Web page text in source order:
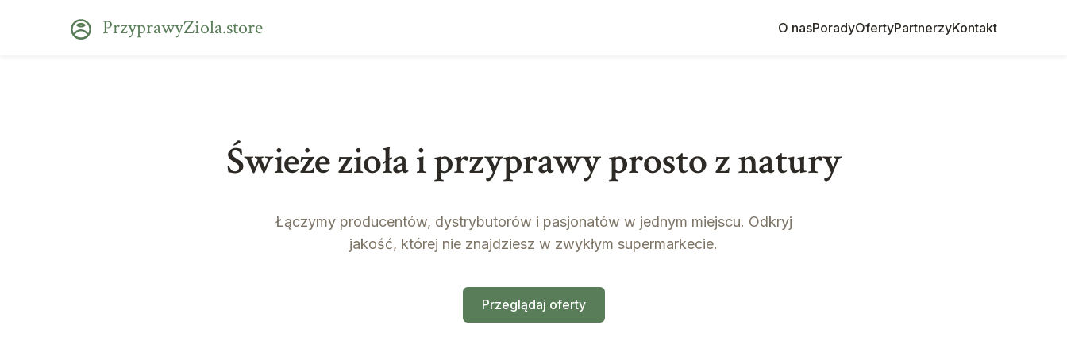
PrzyprawyZiola.store O nasPoradyOfertyPartnerzyKontakt
Świeże zioła i przyprawy prosto z natury
Łączymy producentów, dystrybutorów i pasjonatów w jednym miejscu. Odkryj
jakość, której nie znajdziesz w zwykłym supermarkecie.
Przeglądaj oferty